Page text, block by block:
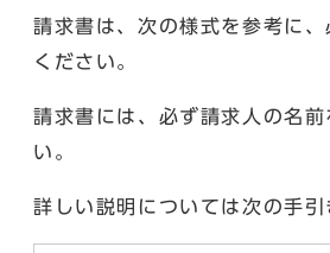
請求書は、次の様式を参考に
ください。
請求書には、必ず請求人の名
い。
詳しい説明については次の手引